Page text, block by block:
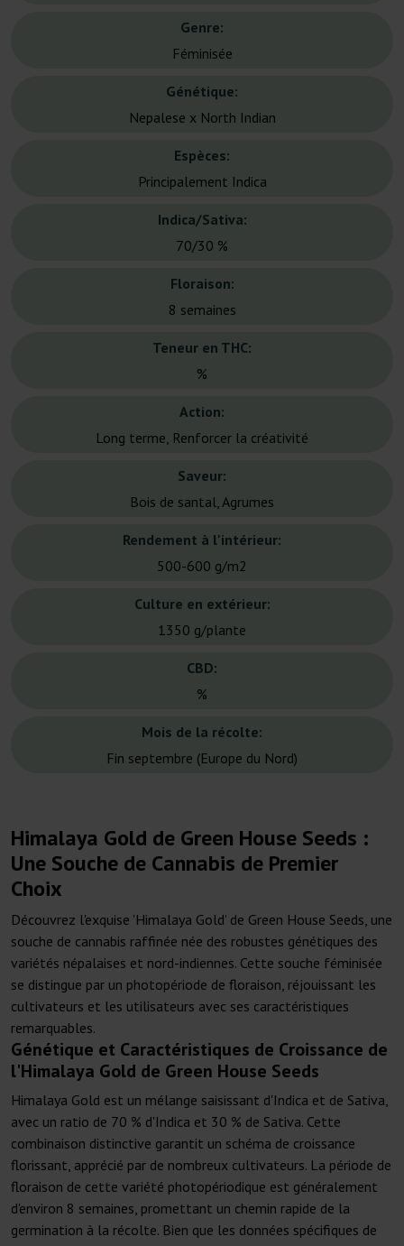
Genre:
Féminisée
Génétique:
Nepalese x North Indian
Espèces:
Principalement Indica
Indica/Sativa:
70/30 %
Floraison:
8 semaines
Teneur en THC:
%
Action:
Long terme, Renforcer la créativité
Saveur:
Bois de santal, Agrumes
Rendement à l'intérieur:
500-600 g/m2
Culture en extérieur:
1350 g/plante
CBD:
%
Mois de la récolte:
Fin septembre (Europe du Nord)
Himalaya Gold de Green House Seeds :
Une Souche de Cannabis de Premier
Choix
Découvrez l'exquise 'Himalaya Gold' de Green House Seeds, une
souche de cannabis raffinée née des robustes génétiques des
variétés népalaises et nord-indiennes. Cette souche féminisée
se distingue par un photopériode de floraison, réjouissant les
cultivateurs et les utilisateurs avec ses caractéristiques
remarquables.
Génétique et Caractéristiques de Croissance de
l'Himalaya Gold de Green House Seeds
Himalaya Gold est un mélange saisissant d'Indica et de Sativa,
avec un ratio de 70 % d'Indica et 30 % de Sativa. Cette
combinaison distinctive garantit un schéma de croissance
florissant, apprécié par de nombreux cultivateurs. La période de
floraison de cette variété photopériodique est généralement
d'environ 8 semaines, promettant un chemin rapide de la
germination à la récolte. Bien que les données spécifiques de